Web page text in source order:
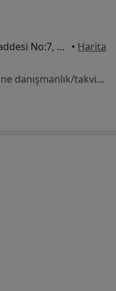
Fener Mahallesi Tekelioğlu Caddesi No:7, Antalya • Harita
Bu uzman ilgili adres için online danışmanlık/takvim sunmuyor.